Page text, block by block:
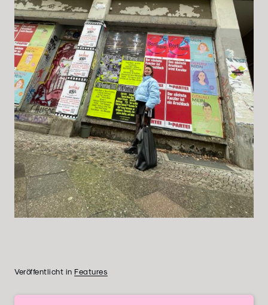
Veröffentlicht in Features